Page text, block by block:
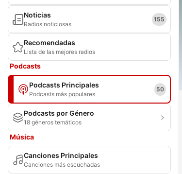
Noticias
Radios noticiosas
155
Recomendadas
Lista de las mejores radios
Podcasts
Podcasts Principales
Podcasts más populares
50
Podcasts por Género
18 géneros temáticos
Música
Canciones Principales
Canciones más escuchadas